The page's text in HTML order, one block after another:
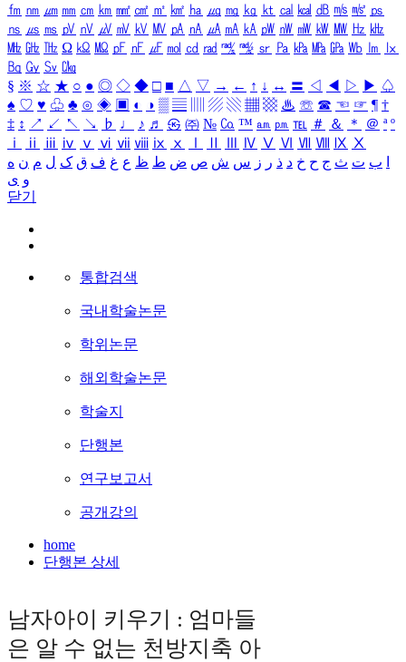
㎙ ㎚ ㎛ ㎜ ㎝ ㎞ ㎟ ㎠ ㎡ ㎢ ㏊ ㎍ ㎎ ㎏ ㏏ ㎈ ㎉ ㏈ ㎧ ㎨ ㎰
㎱ ㎲ ㎳ ㎴ ㎵ ㎶ ㎷ ㎸ ㎹ ㎀ ㎁ ㎂ ㎃ ㎄ ㎺ ㎻ ㎽ ㎾ ㎿ ㎐ ㎑
㎒ ㎓ ㎔ Ω ㏀ ㏁ ㎊ ㎋ ㎌ ㏖ ㏅ ㎭ ㎮ ㎯ ㏛ ㎩ ㎪ ㎫ ㎬ ㏝ ㏐
㏓
㏃ ㏉ ㏜ ㏆
§ ※ ☆ ★ ○ ● ◎ ◇ ◆ □ ■ △ ▽ → ← ↑ ↓ ↔ 〓 ◁ ◀ ▷ ▶ ♤
♠ ♡ ♥ ♧ ♣ ⊙ ◈ ▣ ◐ ◑ ▒ ▤ ▨ ▧ ▦ ▩ ♨ ☏ ☎ ☜ ☞ ¶ †
‡ ↕ ↗ ↙ ↖ ↘ ♭ ♩ ♪ ♬ ㉿ ㈜ № ㏇ ™ ㏂ ㏘ ℡ ＃ ＆ ＊ ＠ ª º
ⅰ
ⅱ ⅲ ⅳ ⅴ ⅵ ⅶ ⅷ ⅸ ⅹ Ⅳ Ⅴ Ⅵ Ⅶ Ⅷ Ⅸ Ⅹ
ب ت ث ج ح خ د ذ ر ز س ش ص ض ط ظ ع غ ف ق ک ل م ن ه
و ی
닫기
통합검색
국내학술논문
학위논문
해외학술논문
학술지
단행본
연구보고서
공개강의
home
단행본 상세
남자아이 키우기 : 엄마들
은 알 수 없는 천방지축 아